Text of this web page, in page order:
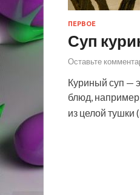
ПЕРВОЕ
Суп
Оставьте
Куриный суп —
блюд,
из целой тушки